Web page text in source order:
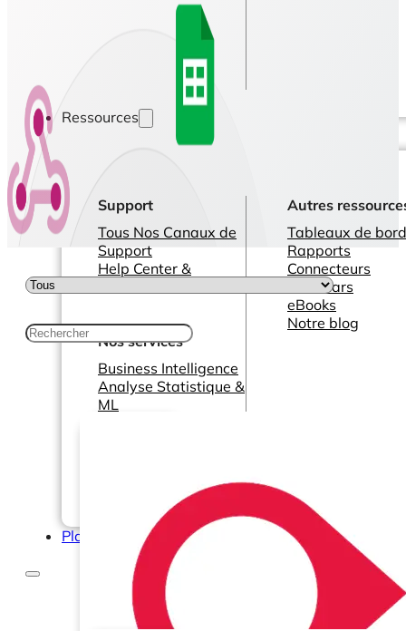
Ressources
Support
Tous Nos Canaux de
Support
Help Center &
Nos services
Business Intelligence
Analyse Statistique &
ML
Autres
Tableaux de
Rapports
Connecteurs
Webinars
eBooks
Notre blog
Plans